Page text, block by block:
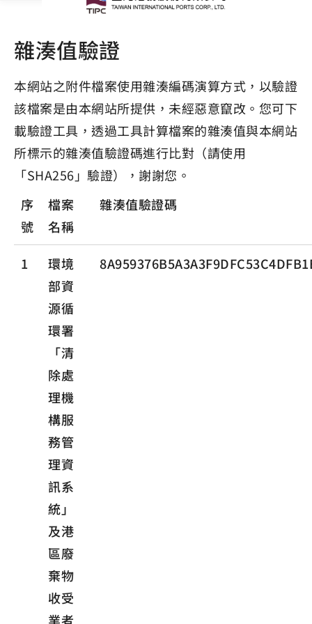
雜湊值驗證
本網站之附件檔案使用雜湊編碼演算方式，以驗證
該檔案是由本網站所提供，未經惡意竄改。您可下
載驗證工具，透過工具計算檔案的雜湊值與本網站
所標示的雜湊值驗證碼進行比對（請使用
「SHA256」驗證），謝謝您。
序
號
檔案
名稱
雜湊值驗證碼
1
環境
部資
源循
環署
「清
除處
理機
構服
務管
理資
訊系
統」
及港
區廢
棄物
收受
業者